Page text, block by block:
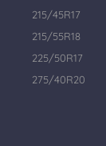
215/45R17
215/55R18
225/50R17
275/40R20